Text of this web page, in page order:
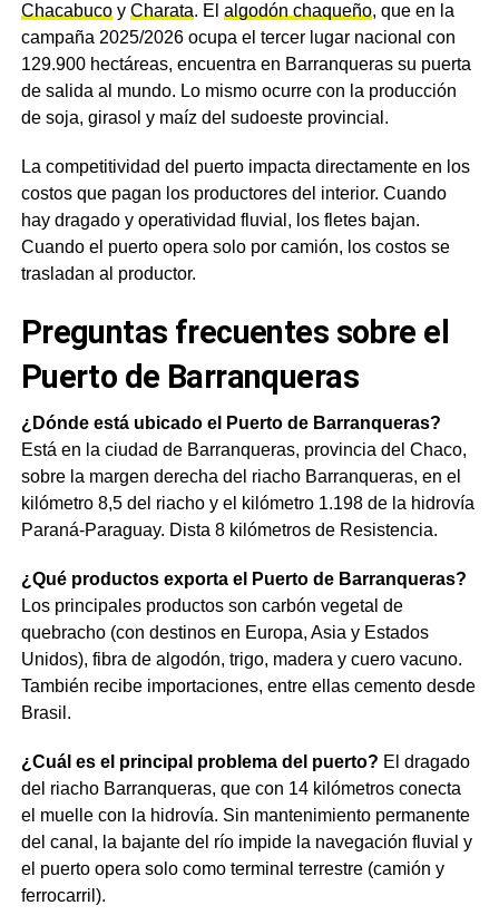
Chacabucoy Charata. El algodón chaqueño, que en la
campaña 2025/2026 ocupa el tercer lugar nacional con
129.900 hectáreas, encuentra en Barranqueras su puerta
de salida al mundo. Lo mismo ocurre con la producción
de soja, girasol y maíz del sudoeste provincial.
La competitividad del puerto impacta directamente en los
costos que pagan los productores del interior. Cuando
hay dragado y operatividad fluvial, los fletes bajan.
Cuando el puerto opera solo por camión, los costos se
trasladan al productor.
Preguntas frecuentes sobre el
Puerto de Barranqueras
¿Dónde está ubicado el Puerto de Barranqueras?
Está en la ciudad de Barranqueras, provincia del Chaco,
sobre la margen derecha del riacho Barranqueras, en el
kilómetro 8,5 del riacho y el kilómetro 1.198 de la hidrovía
Paraná-Paraguay. Dista 8 kilómetros de Resistencia.
¿Qué productos exporta el Puerto de Barranqueras?
Los principales productos son carbón vegetal de
quebracho (con destinos en Europa, Asia y Estados
Unidos), fibra de algodón, trigo, madera y cuero vacuno.
También recibe importaciones, entre ellas cemento desde
Brasil.
¿Cuál es el principal problema del puerto? El dragado
del riacho Barranqueras, que con 14 kilómetros conecta
el muelle con la hidrovía. Sin mantenimiento permanente
del canal, la bajante del río impide la navegación fluvial y
el puerto opera solo como terminal terrestre (camión y
ferrocarril).